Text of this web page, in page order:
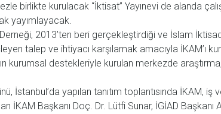
birlikte kurulacak “İktisat” Yayınevi de alanda
yayımlayacak.
2013’ten beri gerçekleştirdiği ve İslam
talep ve ihtiyacı karşılamak amacıyla İKAM’ı
kurumsal destekleriyle kurulan merkezde
İstanbul’da yapılan tanıtım toplantısında
İKAM Başkanı Doç. Dr. Lütfi Sunar, İGİAD